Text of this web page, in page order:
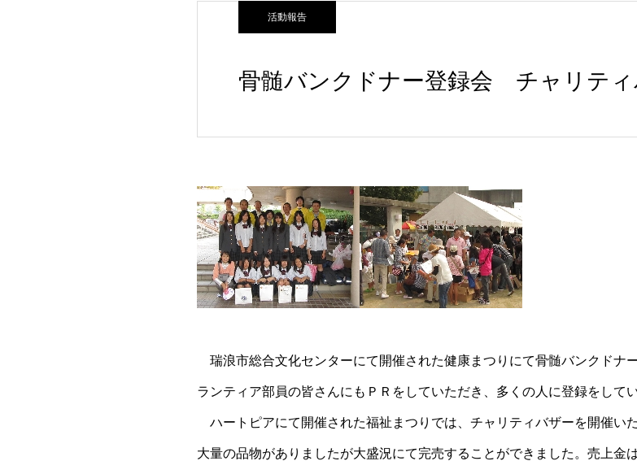
活動報告
骨髄バンクドナー登録会 チャリティ
瑞浪市総合文化センターにて開催された健康まつりにて骨髄バンクドナ
ランティア部員の皆さんにもＰＲをしていただき、多くの人に登録をして
ハートピアにて開催された福祉まつりでは、チャリティバザーを開催いた
大量の品物がありましたが大盛況にて完売することができました。売上金